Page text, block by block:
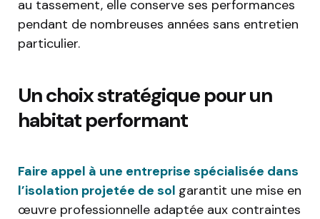
au tassement, elle conserve ses performances
pendant de nombreuses années sans entretien
particulier.
Un choix stratégique pour un
habitat performant
Faire appel à une entreprise spécialisée dans
l’isolation projetée de sol garantit une mise en
œuvre professionnelle adaptée aux contraintes